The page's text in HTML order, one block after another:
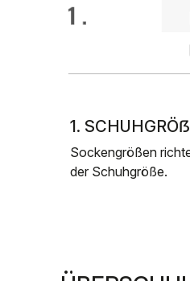
1.
Sockengrößen
der Schuhgröße.